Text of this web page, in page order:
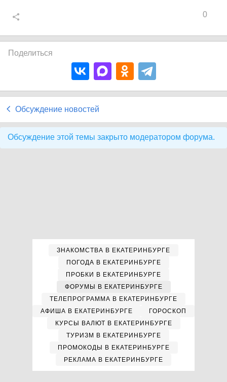
0
Поделиться
Обсуждение новостей
Обсуждение этой темы закрыто модератором форума.
ЗНАКОМСТВА В ЕКАТЕРИНБУРГЕ
ПОГОДА В ЕКАТЕРИНБУРГЕ
ПРОБКИ В ЕКАТЕРИНБУРГЕ
ФОРУМЫ В ЕКАТЕРИНБУРГЕ
ТЕЛЕПРОГРАММА В ЕКАТЕРИНБУРГЕ
АФИША В ЕКАТЕРИНБУРГЕ
ГОРОСКОП
КУРСЫ ВАЛЮТ В ЕКАТЕРИНБУРГЕ
ТУРИЗМ В ЕКАТЕРИНБУРГЕ
ПРОМОКОДЫ В ЕКАТЕРИНБУРГЕ
РЕКЛАМА В ЕКАТЕРИНБУРГЕ